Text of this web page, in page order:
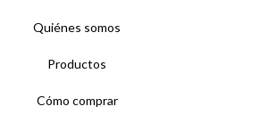
Quiénes somos
Productos
Cómo comprar